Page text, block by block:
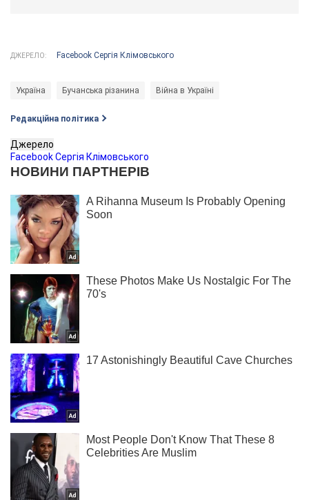
ДЖЕРЕЛО: Facebook Сергія Клімовського
Україна Бучанська різанина Війна в Україні
Редакційна політика
Джерело
Facebook Сергія Клімовського